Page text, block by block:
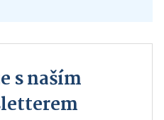
s naším